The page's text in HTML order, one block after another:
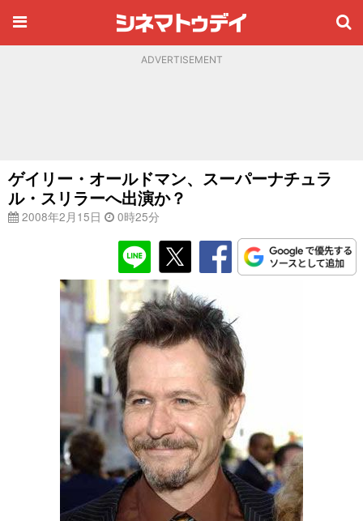
ADVERTISEMENT
ゲイリー・オールドマン、スーパーナチュラ
ル・スリラーへ出演か？
2008年2月15日 0時25分